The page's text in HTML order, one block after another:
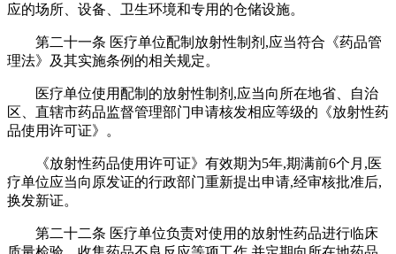
应的场所、设备、卫生环境和专用的仓储设施。
第二十一条 医疗单位配制放射性制剂,应当符合《药品管
理法》及其实施条例的相关规定。
医疗单位使用配制的放射性制剂,应当向所在地省、自治
区、直辖市药品监督管理部门申请核发相应等级的《放射性药
品使用许可证》。
《放射性药品使用许可证》有效期为5年,期满前6个月,医
疗单位应当向原发证的行政部门重新提出申请,经审核批准后,
换发新证。
第二十二条 医疗单位负责对使用的放射性药品进行临床